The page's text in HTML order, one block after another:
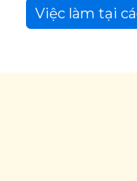
Việc làm tại